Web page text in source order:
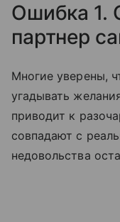
Ошибка 1.
партнер
Многие уверены,
угадывать
приводит к
совпадают с
недовольства